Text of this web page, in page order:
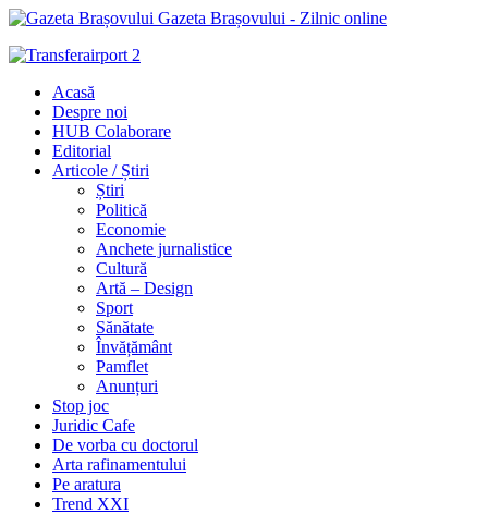
Gazeta Brașovului - Zilnic online
Acasă
Despre noi
HUB Colaborare
Editorial
Articole / Știri
Știri
Politică
Economie
Anchete jurnalistice
Cultură
Artă – Design
Sport
Sănătate
Învățământ
Pamflet
Anunțuri
Stop joc
Juridic Cafe
De vorba cu doctorul
Arta rafinamentului
Pe aratura
Trend XXI